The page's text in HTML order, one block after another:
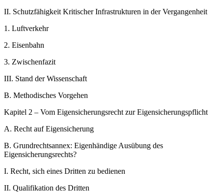
II. Schutzfähigkeit Kritischer Infrastrukturen in der Vergangenheit
1. Luftverkehr
2. Eisenbahn
3. Zwischenfazit
III. Stand der Wissenschaft
B. Methodisches Vorgehen
Kapitel 2 – Vom Eigensicherungsrecht zur Eigensicherungspflicht
A. Recht auf Eigensicherung
B. Grundrechtsannex: Eigenhändige Ausübung des
Eigensicherungsrechts?
I. Recht, sich eines Dritten zu bedienen
II. Qualifikation des Dritten